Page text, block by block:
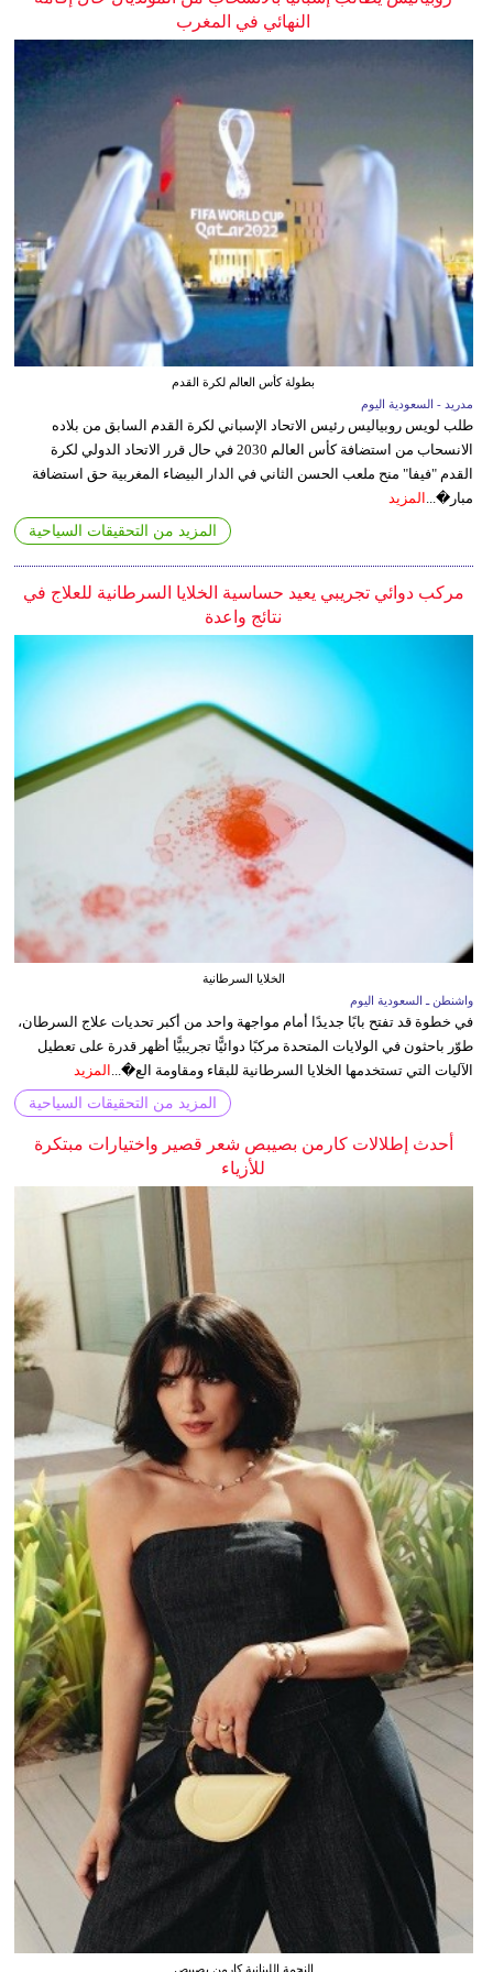
النهائي في المغرب
بطولة كأس العالم لكرة القدم
مدريد - السعودية اليوم
طلب لويس روبياليس رئيس الاتحاد الإسباني لكرة القدم السابق من بلاده
الانسحاب من استضافة كأس العالم 2030 في حال قرر الاتحاد الدولي لكرة
القدم "فيفا" منح ملعب الحسن الثاني في الدار البيضاء المغربية حق استضافة
مبار�... المزيد
المزيد من التحقيقات السياحية
مركب دوائي تجريبي يعيد حساسية الخلايا السرطانية للعلاج في
نتائج واعدة
الخلايا السرطانية
واشنطن ـ السعودية اليوم
في خطوة قد تفتح بابًا جديدًا أمام مواجهة واحد من أكبر تحديات علاج السرطان،
طوّر باحثون في الولايات المتحدة مركبًا دوائيًّا تجريبيًّا أظهر قدرة على تعطيل
الآليات التي تستخدمها الخلايا السرطانية للبقاء ومقاومة الع�... المزيد
المزيد من التحقيقات السياحية
أحدث إطلالات كارمن بصيبص شعر قصير واختيارات مبتكرة
للأزياء
النجمة اللبنانية كارمن بصيبص